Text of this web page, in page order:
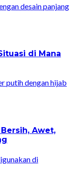
di Mana
Awet,